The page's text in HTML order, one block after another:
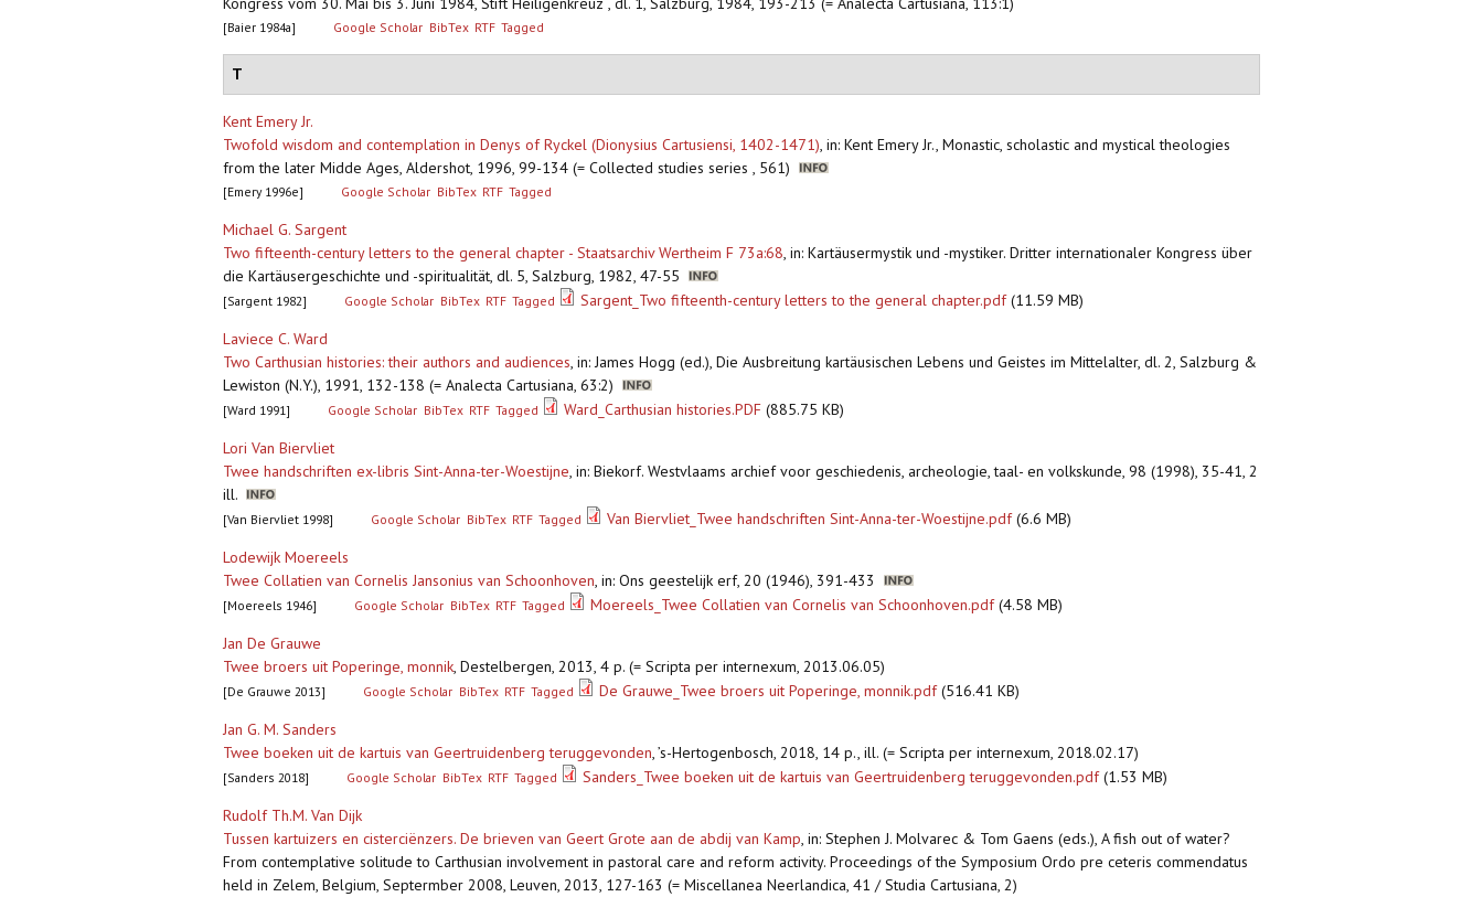
[Baier 1984a] Google Scholar BibTex RTF Tagged
T
Kent Emery Jr.
Twofold wisdom and contemplation in Denys of Ryckel (Dionysius Cartusiensi, 1402-1471), in: Kent Emery Jr., Monastic, scholastic and mystical theologies
from the later Midde Ages, Aldershot, 1996, 99-134 (= Collected studies series , 561)
[Emery 1996e] Google Scholar BibTex RTF Tagged
Michael G. Sargent
Two fifteenth-century letters to the general chapter - Staatsarchiv Wertheim F 73a:68, in: Kartäusermystik und -mystiker. Dritter internationaler Kongress über
die Kartäusergeschichte und -spiritualität, dl. 5, Salzburg, 1982, 47-55
[Sargent 1982] Google Scholar BibTex RTF Tagged Sargent_Two fifteenth-century letters to the general chapter.pdf(11.59 MB)
Laviece C. Ward
Two Carthusian histories: their authors and audiences, in: James Hogg (ed.), Die Ausbreitung kartäusischen Lebens und Geistes im Mittelalter, dl. 2, Salzburg &
Lewiston (N.Y.), 1991, 132-138 (= Analecta Cartusiana, 63:2)
[Ward 1991] Google Scholar BibTex RTF Tagged Ward_Carthusian histories.PDF (885.75 KB)
Lori Van Biervliet
Twee handschriften ex-libris Sint-Anna-ter-Woestijne, in: Biekorf. Westvlaams archief voor geschiedenis, archeologie, taal- en volkskunde, 98 (1998), 35-41, 2
ill.
[Van Biervliet 1998] Google Scholar BibTex RTF Tagged Van Biervliet_Twee handschriften Sint-Anna-ter-Woestijne.pdf(6.6 MB)
Lodewijk Moereels
Twee Collatien van Cornelis Jansonius van Schoonhoven, in: Ons geestelijk erf, 20 (1946), 391-433
[Moereels 1946] Google Scholar BibTex RTF Tagged Moereels_Twee Collatien van Cornelis van Schoonhoven.pdf(4.58 MB)
Jan De Grauwe
Twee broers uit Poperinge, monnik, Destelbergen, 2013, 4 p. (= Scripta per internexum, 2013.06.05)
[De Grauwe 2013] Google Scholar BibTex RTF Tagged De Grauwe_Twee broers uit Poperinge, monnik.pdf(516.41 KB)
Jan G. M. Sanders
Twee boeken uit de kartuis van Geertruidenberg teruggevonden,’s-Hertogenbosch, 2018, 14 p., ill. (= Scripta per internexum, 2018.02.17)
[Sanders 2018] Google Scholar BibTex RTF Tagged Sanders_Twee boeken uit de kartuis van Geertruidenberg teruggevonden.pdf(1.53 MB)
Rudolf Th.M. Van Dijk
Tussen kartuizers en cisterciënzers. De brieven van Geert Grote aan de abdij van Kamp, in: Stephen J. Molvarec & Tom Gaens (eds.), A fish out of water?
From contemplative solitude to Carthusian involvement in pastoral care and reform activity. Proceedings of the Symposium Ordo pre ceteris commendatus
held in Zelem, Belgium, Septermber 2008, Leuven, 2013, 127-163 (= Miscellanea Neerlandica, 41 / Studia Cartusiana, 2)